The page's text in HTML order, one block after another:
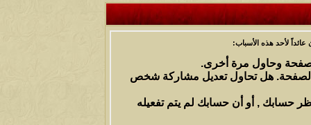
لأحد هذه الأسباب:
وحاول مرة أخرى.
الصفحة. هل تحاول تعديل مشاركة شخص
حسابك , أو أن حسابك لم يتم تفعيله